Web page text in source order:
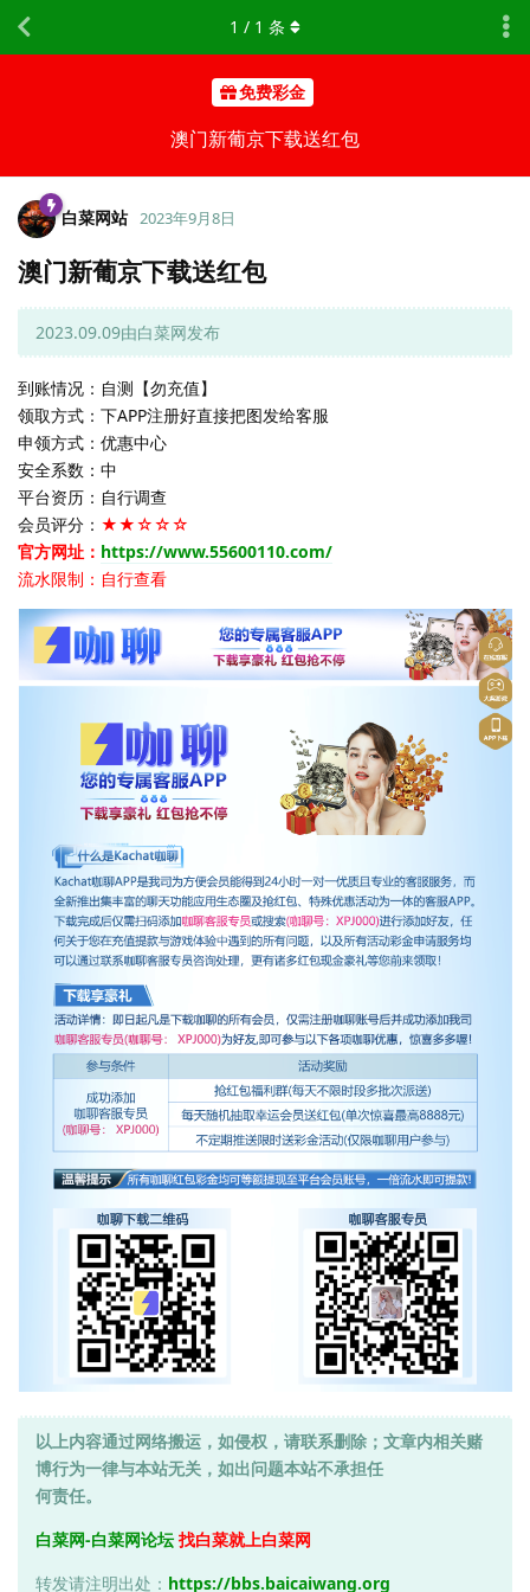
免费彩金
澳门新葡京下载送红包
1 / 1 条
白菜网站 2023年9月8日
澳门新葡京下载送红包
2023.09.09由白菜网发布
到账情况：自测【勿充值】
领取方式：下APP注册好直接把图发给客服
申领方式：优惠中心
安全系数：中
平台资历：自行调查
会员评分： ★★☆☆☆
官方网址： https://www.55600110.com/
流水限制：自行查看
以上内容通过网络搬运，如侵权，请联系删除；文章内相关赌
博行为一律与本站无关，如出问题本站不承担任
何责任。
白菜网-白菜网论坛 找白菜就上白菜网
转发请注明出处： https://bbs.baicaiwang.org